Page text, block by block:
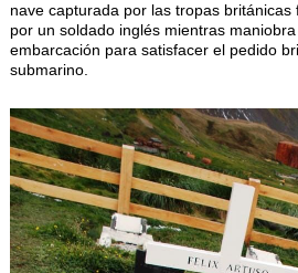
ESCUELA NÁUTICA
LINKS
NEWSLETTER
SUSCRIBIRSE
VER NEWSLETTER
CONTACTO
nave capturada por las tropas
por un soldado inglés mientras
embarcación para satisfacer el pedido
submarino.